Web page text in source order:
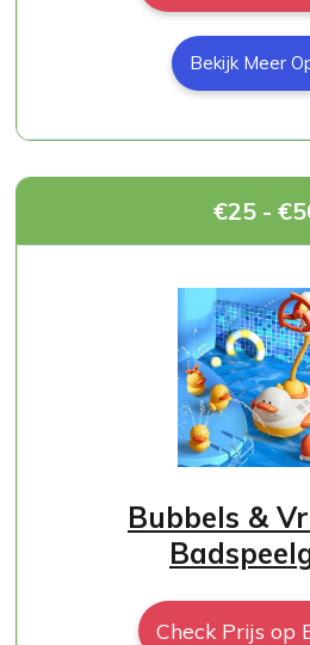
Bekijk Meer
€25 -
Bubbels &
Check Prijs op